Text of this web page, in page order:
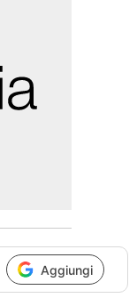
Aggiungi